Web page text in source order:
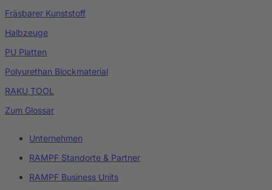
Fräsbarer Kunststoff
Halbzeuge
PU Platten
Polyurethan Blockmaterial
RAKU TOOL
Zum Glossar
Unternehmen
RAMPF Standorte & Partner
RAMPF Business Units